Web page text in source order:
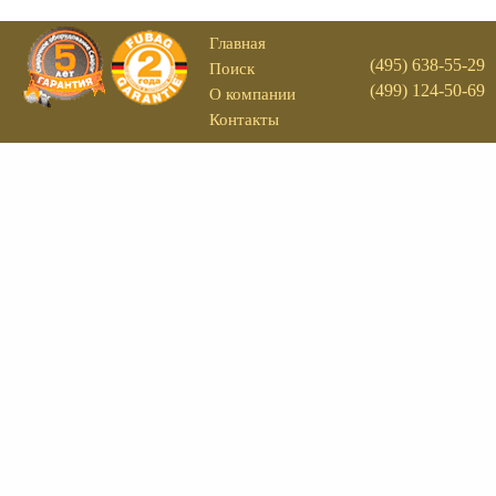
Главная
Поиск
О компании
Контакты
(495) 638-55-29
(499) 124-50-69